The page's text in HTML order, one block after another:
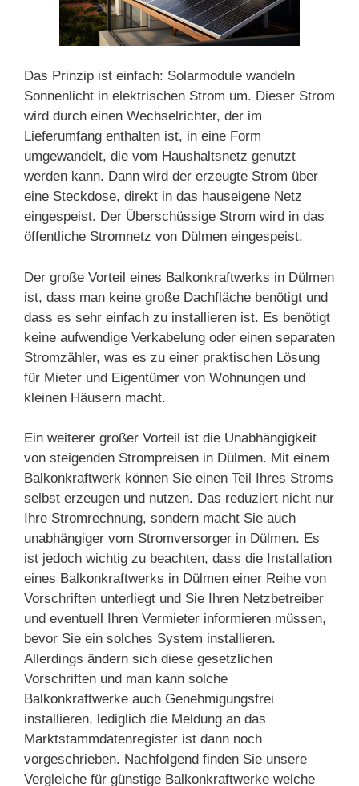
Das Prinzip ist einfach: Solarmodule wandeln
Sonnenlicht in elektrischen Strom um. Dieser Strom
wird durch einen Wechselrichter, der im
Lieferumfang enthalten ist, in eine Form
umgewandelt, die vom Haushaltsnetz genutzt
werden kann. Dann wird der erzeugte Strom über
eine Steckdose, direkt in das hauseigene Netz
eingespeist. Der Überschüssige Strom wird in das
öffentliche Stromnetz von Dülmen eingespeist.
Der große Vorteil eines Balkonkraftwerks in Dülmen
ist, dass man keine große Dachfläche benötigt und
dass es sehr einfach zu installieren ist. Es benötigt
keine aufwendige Verkabelung oder einen separaten
Stromzähler, was es zu einer praktischen Lösung
für Mieter und Eigentümer von Wohnungen und
kleinen Häusern macht.
Ein weiterer großer Vorteil ist die Unabhängigkeit
von steigenden Strompreisen in Dülmen. Mit einem
Balkonkraftwerk können Sie einen Teil Ihres Stroms
selbst erzeugen und nutzen. Das reduziert nicht nur
Ihre Stromrechnung, sondern macht Sie auch
unabhängiger vom Stromversorger in Dülmen. Es
ist jedoch wichtig zu beachten, dass die Installation
eines Balkonkraftwerks in Dülmen einer Reihe von
Vorschriften unterliegt und Sie Ihren Netzbetreiber
und eventuell Ihren Vermieter informieren müssen,
bevor Sie ein solches System installieren.
Allerdings ändern sich diese gesetzlichen
Vorschriften und man kann solche
Balkonkraftwerke auch Genehmigungsfrei
installieren, lediglich die Meldung an das
Marktstammdatenregister ist dann noch
vorgeschrieben. Nachfolgend finden Sie unsere
Vergleiche für günstige Balkonkraftwerke welche